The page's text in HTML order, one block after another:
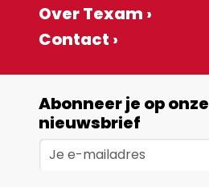
Over Texam ›
Contact ›
Abonneer je op onze
nieuwsbrief